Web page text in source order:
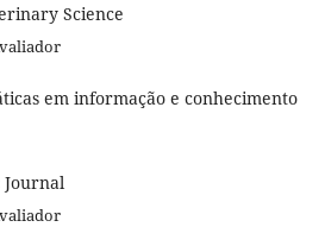
Science
em informação e conhecimento